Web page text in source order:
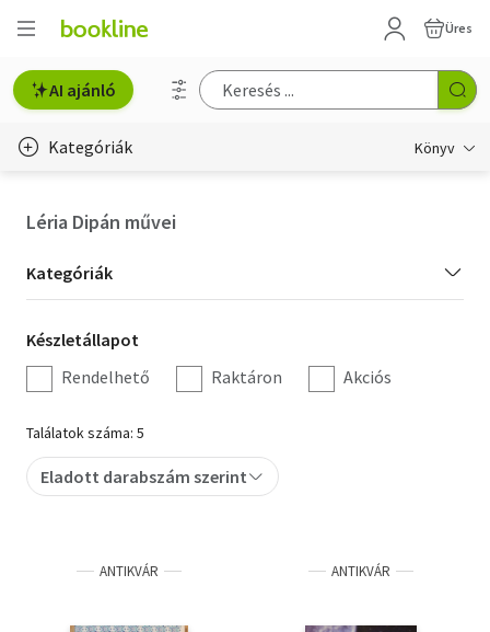
Üres
AI ajánló
Kategóriák Könyv
Hobbi, szabadidő
Irodalom
Művészet
Szakkönyv
Tankönyv, segédkönyv
Társadalomtudomány
Léria Dipán művei
Kategória
szűrés
Kategóriák
Készletállapot
szűrés
Készletállapot
Rendelhető
Raktáron Akciós
Találatok száma: 5
Eladott darabszám szerint
ANTIKVÁR ANTIKVÁR